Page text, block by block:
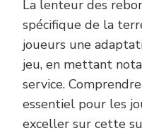
La lenteur des
spécifique de la
joueurs une
jeu, en mettant
service.
essentiel pour les
exceller sur cette